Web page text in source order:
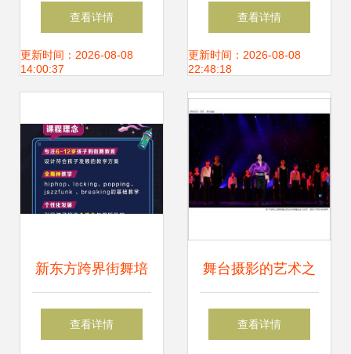
舞与空中舞蹈培训
舞今信息华翎全日
查看详情
更新时间：2026-08-08
14:00:37
单色舞蹈徐东馆多
舞种教练班开班信
息发布
查看详情
更新时间：2026-08-08
22:48:18
新东方跨界街舞培
训 舞今信息背后的
查看详情
舞台摄影的艺术之
美 贴子纵览与精品
查看详情